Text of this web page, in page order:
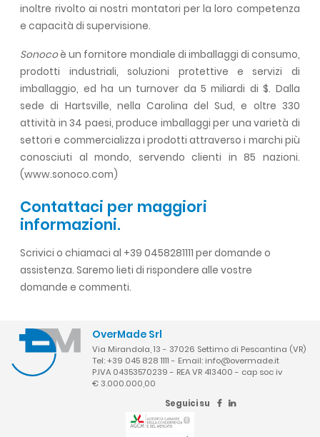
inoltre rivolto ai nostri montatori per la loro competenza
e capacità di supervisione.
Sonocoè un fornitore mondiale di imballaggi di consumo,
prodotti industriali, soluzioni protettive e servizi di
imballaggio, ed ha un turnover da 5 miliardi di $. Dalla
sede di Hartsville, nella Carolina del Sud, e oltre 330
attività in 34 paesi, produce imballaggi per una varietà di
settori e commercializza i prodotti attraverso i marchi più
conosciuti al mondo, servendo clienti in 85 nazioni.
(www.sonoco.com)
Contattaci per maggiori
informazioni.
Scrivici o chiamaci al +39 0458281111 per domande o
assistenza. Saremo lieti di rispondere alle vostre
domande e commenti.
OverMade Srl
Via Mirandola, 13 - 37026 Settimo di Pescantina (VR)
Tel: +39 045 828 1111 - Email:info@overmade.it
P.IVA 04353570239 - REA VR 413400 - cap soc iv
€ 3.000.000,00
Seguici su